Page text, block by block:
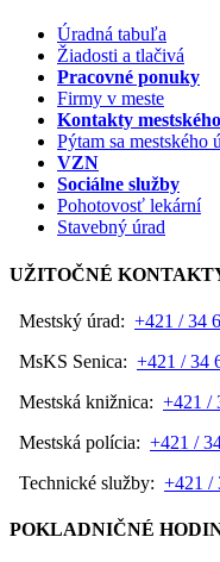
Úradná tabuľa
Žiadosti a tlačivá
Pracovné ponuky
Firmy v meste
Kontakty
Pýtam sa mestského
VZN
Sociálne služby
Pohotovosť lekární
Stavebný úrad
UŽITOČNÉ
Mestský úrad: +421 / 34
MsKS Senica: +421 / 34
Mestská knižnica: +421 /
Mestská polícia: +421 /
Technické služby: +421 /
POKLADNIČNÉ